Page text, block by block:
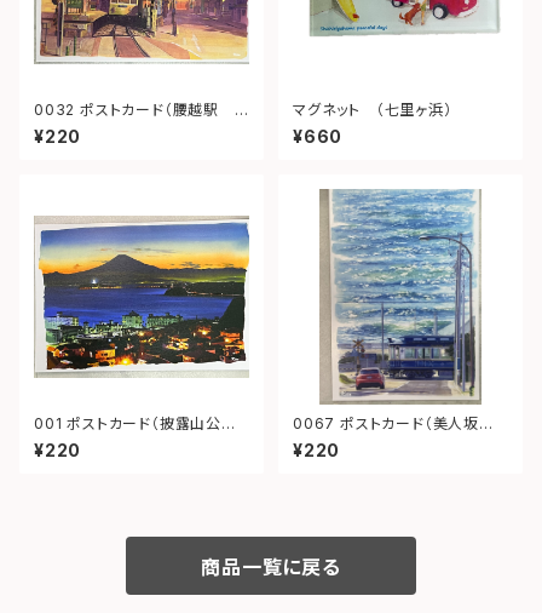
0032 ポストカード（腰越駅
夕景）
¥220
マグネット （七里ヶ浜）
¥660
001 ポストカード（披露山公
園 夜景）
¥220
0067 ポストカード（美人坂
江ノ電）
¥220
商品一覧に戻る